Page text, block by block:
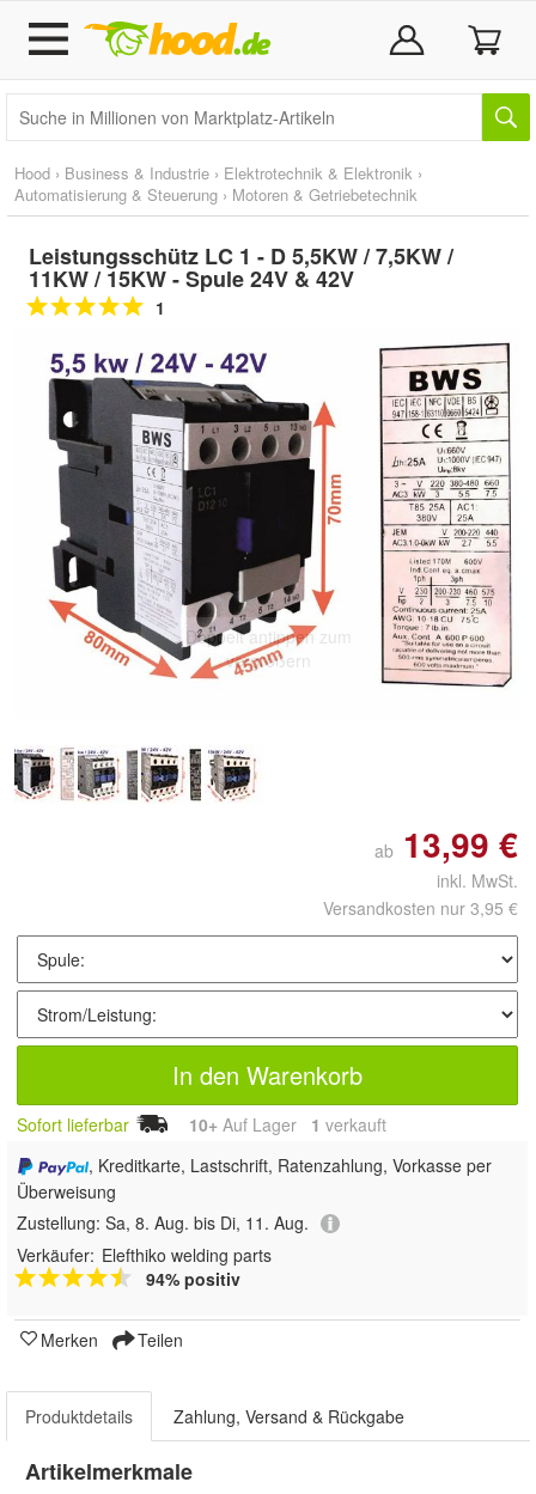
Hood › Business & Industrie › Elektrotechnik & Elektronik ›
Automatisierung & Steuerung › Motoren & Getriebetechnik
Leistungsschütz LC 1 - D 5,5KW / 7,5KW /
11KW / 15KW - Spule 24V & 42V
1
Doppelt antippen zum
vergrößern
ab 13,99 €
inkl. MwSt.
Versandkosten nur 3,95 €
In den Warenkorb
Sofort lieferbar 10+ Auf Lager 1 verkauft
, Kreditkarte, Lastschrift, Ratenzahlung, Vorkasse per
Überweisung
Zustellung: Sa, 8. Aug. bis Di, 11. Aug.
Verkäufer: Elefthiko welding parts
94% positiv
Merken Teilen
Produktdetails Zahlung, Versand & Rückgabe
Artikelmerkmale